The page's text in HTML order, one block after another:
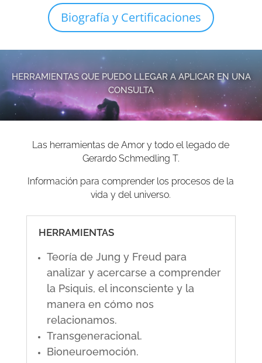
Biografía y Certificaciones
HERRAMIENTAS QUE PUEDO LLEGAR A APLICAR EN UNA
CONSULTA
Las herramientas de Amor y todo el legado de
Gerardo Schmedling T.
Información para comprender los procesos de la
vida y del universo.
HERRAMIENTAS
Teoría de Jung y Freud para
analizar y acercarse a comprender
la Psiquis, el inconsciente y la
manera en cómo nos
relacionamos.
Transgeneracional.
Bioneuroemoción.